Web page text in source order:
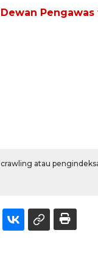
Dewan
atau